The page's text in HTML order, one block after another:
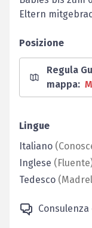
Eltern
Posizione
Regula
mappa:
Lingue
Italiano (
Inglese (Fluente
Tedesco (